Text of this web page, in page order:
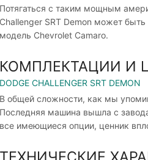
Потягаться с таким мощным
Challenger SRT Demon может
модель Chevrolet Camaro.
КОМПЛЕКТАЦИИ И
DODGE CHALLENGER SRT DEMON
В общей сложности, как мы
Последняя машина вышла с
все имеющиеся опции, ценник